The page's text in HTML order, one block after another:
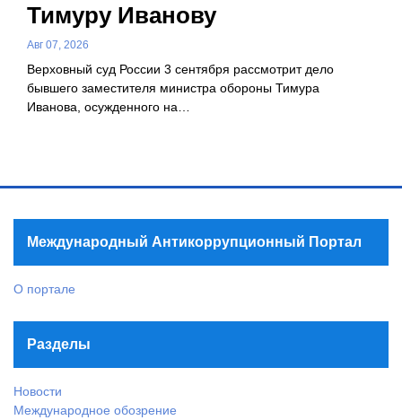
Тимуру Иванову
Авг 07, 2026
Верховный суд России 3 сентября рассмотрит дело
бывшего заместителя министра обороны Тимура
Иванова, осужденного на…
Международный Антикоррупционный Портал
О портале
Разделы
Новости
Международное обозрение